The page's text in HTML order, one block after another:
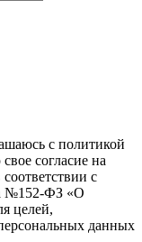
с политикой
согласие на
с
№152-ФЗ «О
целей,
данных